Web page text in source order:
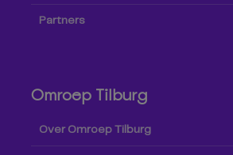
Partners
Omroep Tilburg
Over Omroep Tilburg